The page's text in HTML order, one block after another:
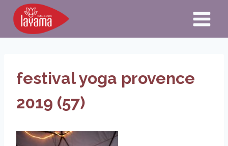
Aller
contenu
festival yoga provence
2019 (57)